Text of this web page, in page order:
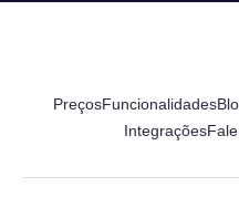
PreçosFuncionalidades
Integrações